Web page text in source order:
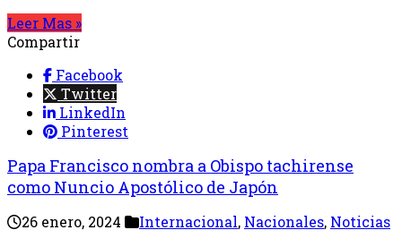
Leer Mas »
Compartir
Facebook
Twitter
LinkedIn
Pinterest
Papa Francisco nombra a Obispo tachirense
como Nuncio Apostólico de Japón
26 enero, 2024 Internacional, Nacionales, Noticias